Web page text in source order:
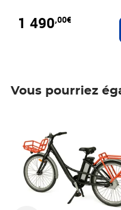
1 490,00€
Vous pourriez